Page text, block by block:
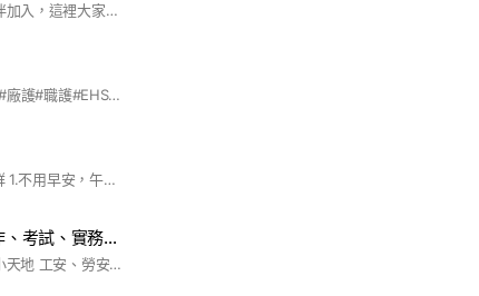
歡迎各位工安前輩及夥伴加入，這裡大家可以分享任何關於工安法規修改或工安意外實例分享，希望大家一起努力，讓這個社團越來越好唷！
#職安#工安#勞安#安衛#廠護#職護#EHS#待業#轉職#工作職缺#工作經驗
職業安全衛生&環保 社群 1.不用早安，午安，晚安，端午愉快。 不必要早安 長輩圖，不要發 2.禁止廣告，色情，政治，性別和人種歧視。 3.不是考試群組(考試相關請去考試)。 4.社群都是匿名每個社群不同。 5.發言紀錄全部保存，後加入者也可以看到之前的人發言。 6.利用聊天視窗上的放大鏡搜尋紀錄。(電腦版) 7.建議名稱後面打上行業別，例如小明－製造，小美－營造。設定方法-右上角-其他設定
職安職護吐苦水-工作、考試、實務、心情、職災、時事
職安、職護盡情暢聊的小天地 工安、勞安、職安、職業安全衛生管理員、管理師、職護、技師、職業衛生護理師、考試